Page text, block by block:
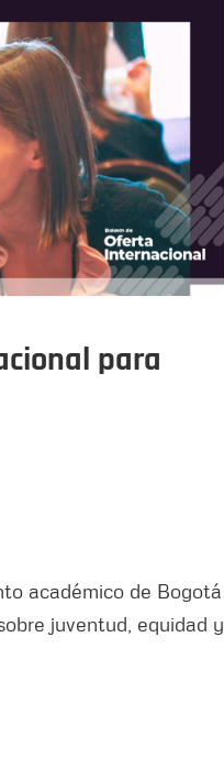
para
académico de Bogotá
juventud, equidad y